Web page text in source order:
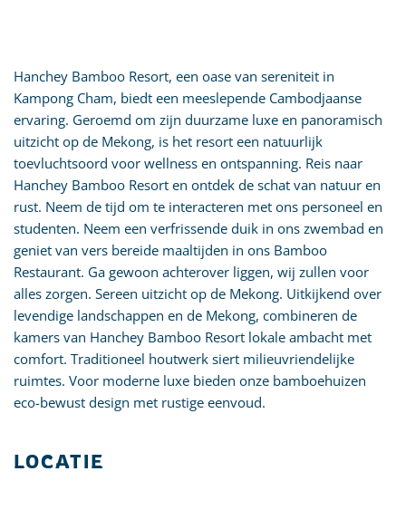
Hanchey Bamboo Resort, een oase van sereniteit in
Kampong Cham, biedt een meeslepende Cambodjaanse
ervaring. Geroemd om zijn duurzame luxe en panoramisch
uitzicht op de Mekong, is het resort een natuurlijk
toevluchtsoord voor wellness en ontspanning. Reis naar
Hanchey Bamboo Resort en ontdek de schat van natuur en
rust. Neem de tijd om te interacteren met ons personeel en
studenten. Neem een verfrissende duik in ons zwembad en
geniet van vers bereide maaltijden in ons Bamboo
Restaurant. Ga gewoon achterover liggen, wij zullen voor
alles zorgen. Sereen uitzicht op de Mekong. Uitkijkend over
levendige landschappen en de Mekong, combineren de
kamers van Hanchey Bamboo Resort lokale ambacht met
comfort. Traditioneel houtwerk siert milieuvriendelijke
ruimtes. Voor moderne luxe bieden onze bamboehuizen
eco-bewust design met rustige eenvoud.
LOCATIE